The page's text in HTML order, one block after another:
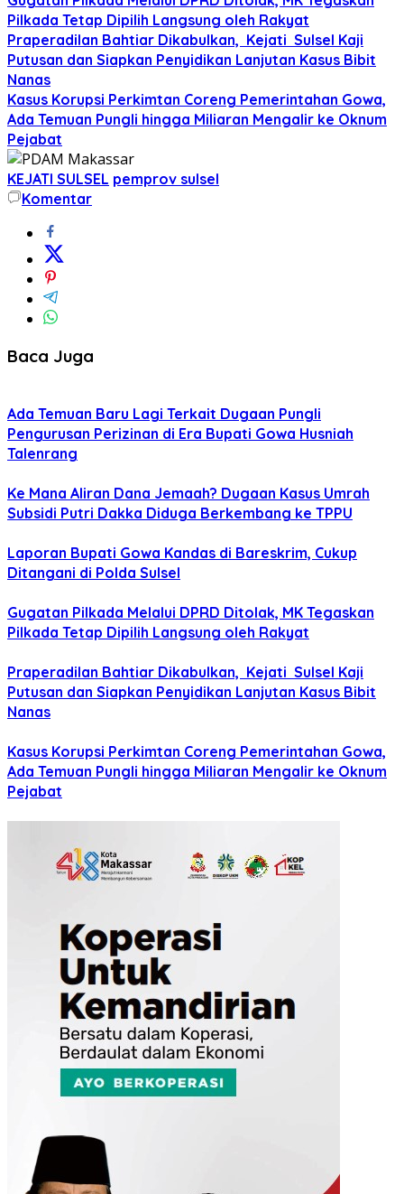
Pilkada Tetap Dipilih Langsung oleh Rakyat
Praperadilan Bahtiar Dikabulkan, Kejati Sulsel Kaji
Putusan dan Siapkan Penyidikan Lanjutan Kasus Bibit
Nanas
Kasus Korupsi Perkimtan Coreng Pemerintahan Gowa,
Ada Temuan Pungli hingga Miliaran Mengalir ke Oknum
Pejabat
KEJATI SULSEL pemprov sulsel
Komentar
Baca Juga
Ada Temuan Baru Lagi Terkait Dugaan Pungli
Pengurusan Perizinan di Era Bupati Gowa Husniah
Talenrang
Ke Mana Aliran Dana Jemaah? Dugaan Kasus Umrah
Subsidi Putri Dakka Diduga Berkembang ke TPPU
Laporan Bupati Gowa Kandas di Bareskrim, Cukup
Ditangani di Polda Sulsel
Gugatan Pilkada Melalui DPRD Ditolak, MK Tegaskan
Pilkada Tetap Dipilih Langsung oleh Rakyat
Praperadilan Bahtiar Dikabulkan, Kejati Sulsel Kaji
Putusan dan Siapkan Penyidikan Lanjutan Kasus Bibit
Nanas
Kasus Korupsi Perkimtan Coreng Pemerintahan Gowa,
Ada Temuan Pungli hingga Miliaran Mengalir ke Oknum
Pejabat